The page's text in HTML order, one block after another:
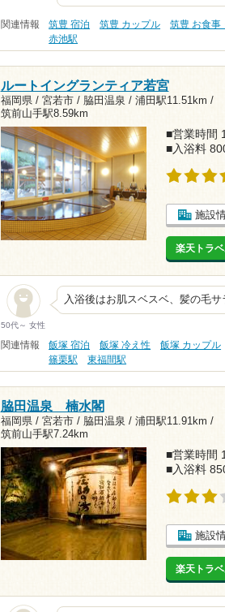
関連情報 筑豊 宿泊 筑豊 カップル 筑豊 お食事
赤池駅
ルートイングランティア若宮
福岡県 / 宮若市 / 脇田温泉 / 浦田駅11.51km /
筑前山手駅8.59km
■営業時間
■入浴料
施設
楽天トラ
50代～ 女性
入浴後はお肌スベスベ、髪の毛サ
関連情報 飯塚 宿泊 飯塚 冷え性 飯塚 カップル
篠栗駅
東福間駅
脇田温泉 楠水閣
福岡県 / 宮若市 / 脇田温泉 / 浦田駅11.91km /
筑前山手駅7.24km
■営業時間
■入浴料
施設
楽天トラ